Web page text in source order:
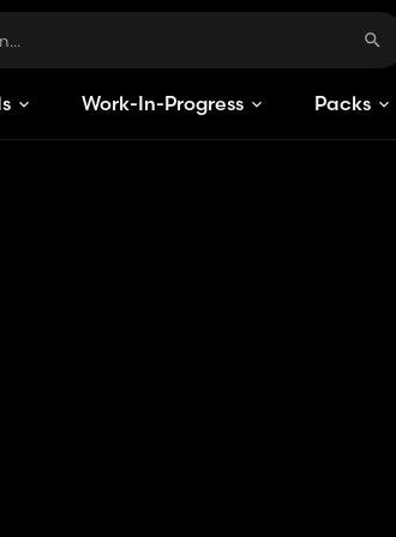
Work-In-Progress Packs